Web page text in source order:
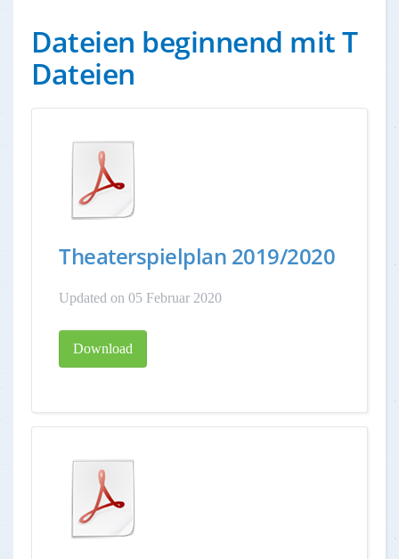
Dateien beginnend mit T
Dateien
Theaterspielplan 2019/2020
Updated on 05 Februar 2020
Download